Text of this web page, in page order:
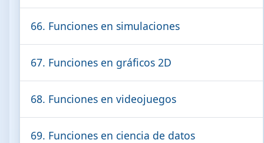
66. Funciones en simulaciones
67. Funciones en gráficos 2D
68. Funciones en videojuegos
69. Funciones en ciencia de datos